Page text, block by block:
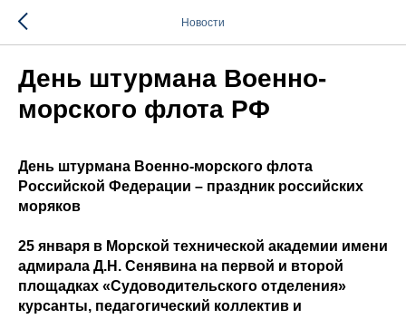
Новости
День штурмана Военно-
морского флота РФ
День штурмана Военно-морского флота
Российской Федерации – праздник российских
моряков
25 января в Морской технической академии имени
адмирала Д.Н. Сенявина на первой и второй
площадках «Судоводительского отделения»
курсанты, педагогический коллектив и